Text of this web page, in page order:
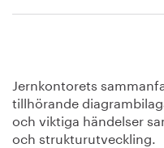
Jernkontorets
tillhörande
och viktiga händelser
och strukturutveckling.